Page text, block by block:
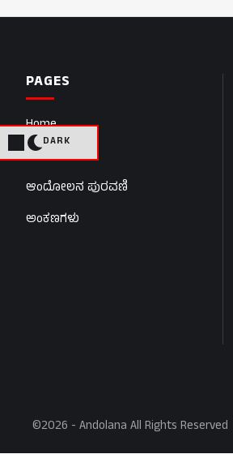
DARK
PAGES
Home
ಮನರಂಜನೆ
ಆಂದೋಲನ ಪುರವಣಿ
ಅಂಕಣಗಳು
©2026 - Andolana All Rights Reserved